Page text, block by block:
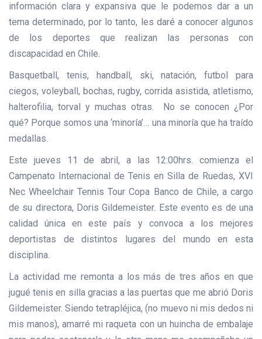
información clara y expansiva que le podemos dar a un
tema determinado, por lo tanto, les daré a conocer algunos
de los deportes que realizan las personas con
discapacidad en Chile.
Basquetball, tenis, handball, ski, natación, futbol para
ciegos, voleyball, bochas, rugby, corrida asistida, atletismo,
halterofilia, torval y muchas otras. No se conocen ¿Por
qué? Porque somos una ‘minoría’… una minoría que ha traído
medallas.
Este jueves 11 de abril, a las 12:00hrs. comienza el
Campenato Internacional de Tenis en Silla de Ruedas, XVI
Nec Wheelchair Tennis Tour Copa Banco de Chile, a cargo
de su directora, Doris Gildemeister. Este evento es de una
calidad única en este país y convoca a los mejores
deportistas de distintos lugares del mundo en esta
disciplina.
La actividad me remonta a los más de tres años en que
jugué tenis en silla gracias a las puertas que me abrió Doris
Gildemeister. Siendo tetrapléjica, (no muevo ni mis dedos ni
mis manos), amarré mi raqueta con un huincha de embalaje